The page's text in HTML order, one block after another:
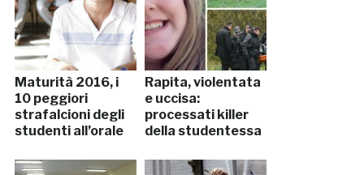
Maturità 2016, i
10 peggiori
strafalcioni degli
studenti all’orale
Rapita, violentata
e uccisa:
processati killer
della studentessa